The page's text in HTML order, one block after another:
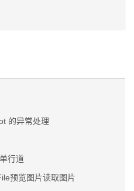
的异常处理
行道
预览图片读取图片